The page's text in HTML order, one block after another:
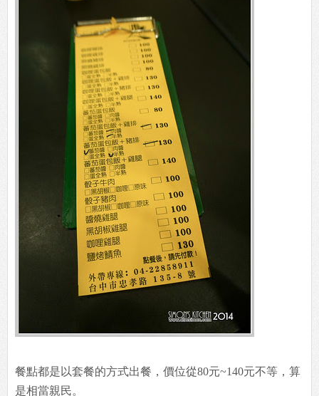
餐點都是以套餐的方式出餐，價位從80元~140元不等，算
是相當親民。